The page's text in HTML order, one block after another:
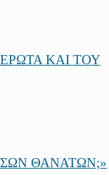
ΚΑΙ ΤΟΥ
ΘΑΝΑΤΩΝ;»